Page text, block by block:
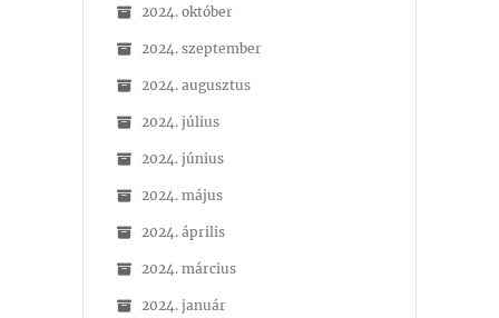
2024. október
2024. szeptember
2024. augusztus
2024. július
2024. június
2024. május
2024. április
2024. március
2024. január